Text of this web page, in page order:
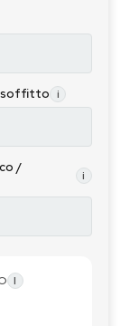
i
/
i
I